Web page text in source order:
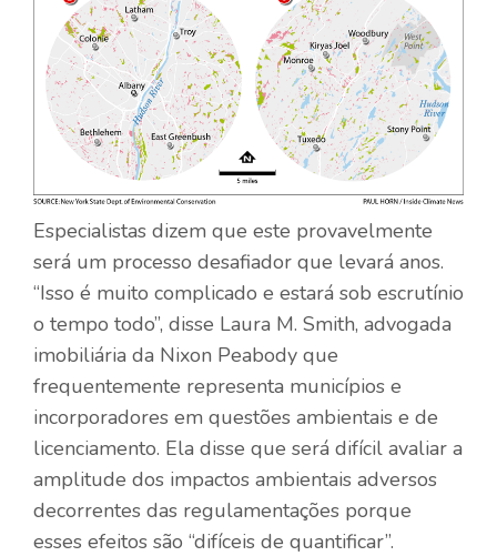
Especialistas dizem que este provavelmente
será um processo desafiador que levará anos.
“Isso é muito complicado e estará sob escrutínio
o tempo todo”, disse Laura M. Smith, advogada
imobiliária da Nixon Peabody que
frequentemente representa municípios e
incorporadores em questões ambientais e de
licenciamento. Ela disse que será difícil avaliar a
amplitude dos impactos ambientais adversos
decorrentes das regulamentações porque
esses efeitos são “difíceis de quantificar”.